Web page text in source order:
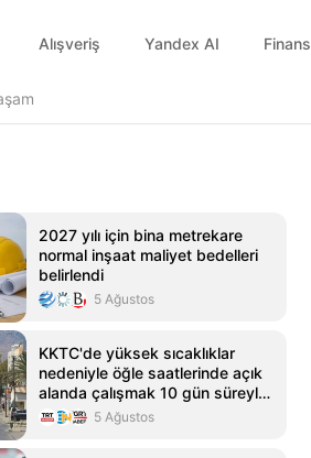
Alışveriş Yandex AI Finans
2027 yılı için bina metrekare
normal inşaat maliyet bedelleri
belirlendi
5 Ağustos
KKTC'de yüksek sıcaklıklar
nedeniyle öğle saatlerinde açık
alanda çalışmak 10 gün süreyle
yasaklandı5 Ağustos